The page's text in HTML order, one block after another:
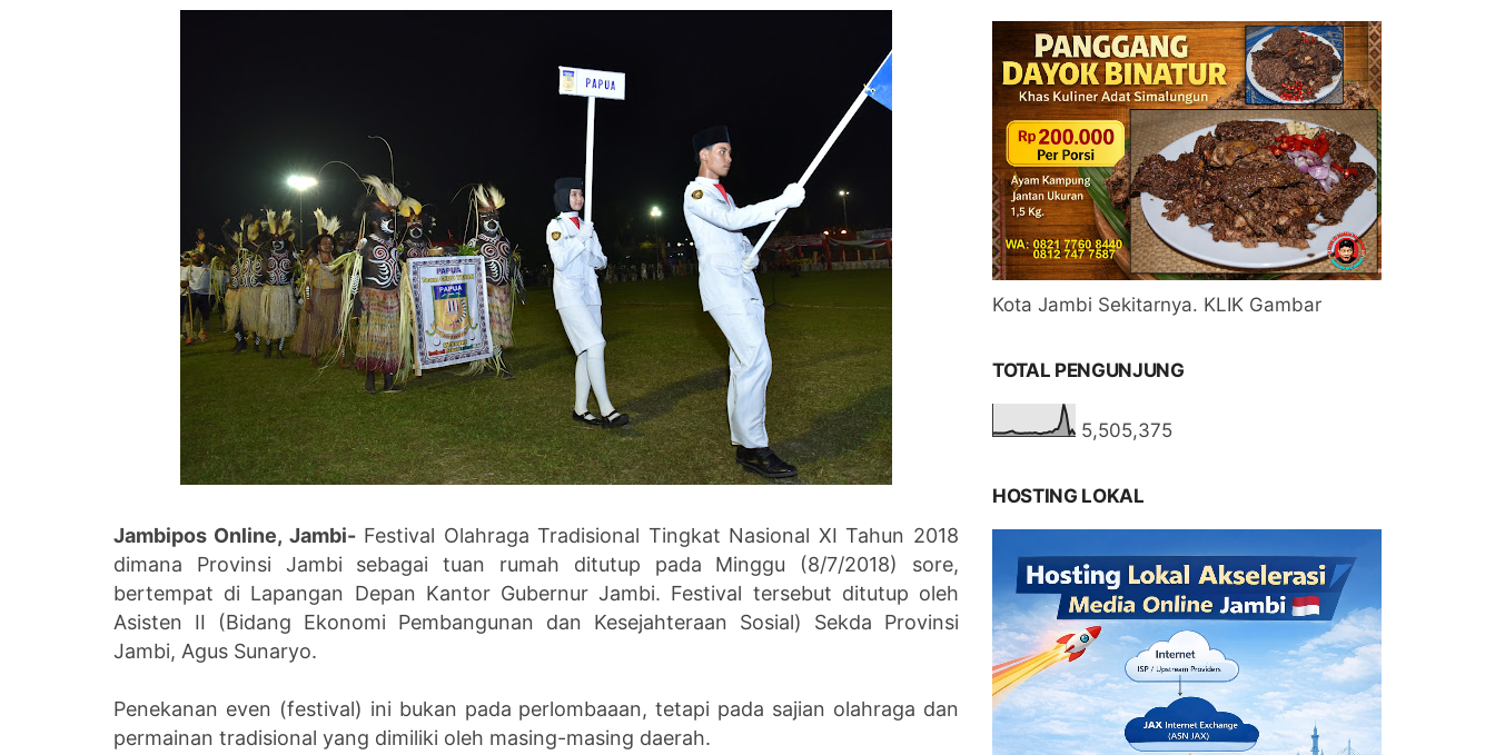
Jambipos Online, Jambi- Festival Olahraga Tradisional Tingkat Nasional XI Tahun 2018
dimana Provinsi Jambi sebagai tuan rumah ditutup pada Minggu (8/7/2018) sore,
bertempat di Lapangan Depan Kantor Gubernur Jambi. Festival tersebut ditutup oleh
Asisten II (Bidang Ekonomi Pembangunan dan Kesejahteraan Sosial) Sekda Provinsi
Jambi, Agus Sunaryo.
Penekanan even (festival) ini bukan pada perlombaaan, tetapi pada sajian olahraga dan
permainan tradisional yang dimiliki oleh masing-masing daerah.
Kota Jambi Sekitarnya. KLIK Gambar
TOTAL PENGUNJUNG
5,505,375
HOSTING LOKAL